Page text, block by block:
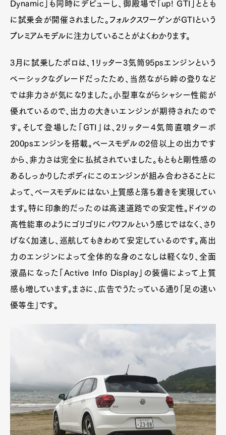
Dynamic」も同時にデビューし、御殿場で「up! GTI」ととも
に試乗会が開催されました。フォルクスワーゲンがGTIという
プレミアムモデルに注力していることがよくわかります。
3月に試乗したポロは、1リッター3気筒95psエンジンという
ベーシックなグレードだったため、当然ながら峠の登りなど
では非力さが気になりました。小型車ながらシャシー性能が
優れているので、出力の大きいエンジンが期待されたので
す。そして登場した「GTI」は、2リッター4気筒直噴ターボ
200psエンジンを搭載。ベースモデルの2倍以上の出力です
から、非力さは完全に払拭されていました。もともと剛性感の
あるしっかりしたボディにこのエンジンが組み合わさることに
よって、ベースモデルにはない上質感と落ち着きを実現してい
ます。特に印象的だったのは高速道路での安定性。ドイツの
高性能車のようにゴリゴリにパワフルという感じではなく、さり
げなく加速し、巡航してもきわめて安定しているのです。高出
力のエンジンによって全体的な身のこなしは軽くなり、全面
液晶になった「Active Info Display」の装備によって上質
感も増しています。まさに、広告でうたっている通り「足の速い
優等生」です。